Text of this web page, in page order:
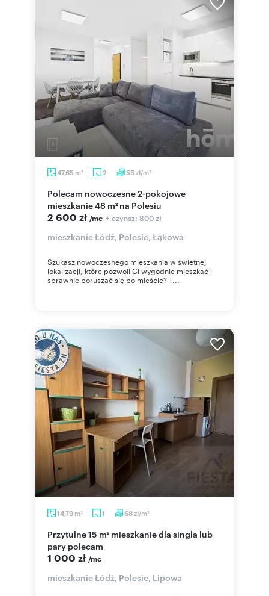
47,65 m2 2 55 zł/m2
Polecam nowoczesne 2-pokojowe
mieszkanie 48 m² na Polesiu
2 600 zł /mc + czynsz: 800 zł
mieszkanie Łódź, Polesie, Łąkowa
Szukasz nowoczesnego mieszkania w świetnej
lokalizacji, które pozwoli Ci wygodnie mieszkać i
sprawnie poruszać się po mieście? T...
14,79 m2 1 68zł/m2
Przytulne 15 m² mieszkanie dla singla lub
pary polecam
1 000 zł /mc
mieszkanie Łódź, Polesie, Lipowa